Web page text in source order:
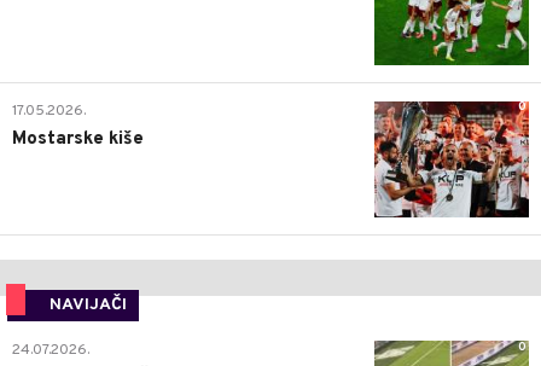
0
17.05.2026.
Mostarske kiše
NAVIJAČI
0
24.07.2026.